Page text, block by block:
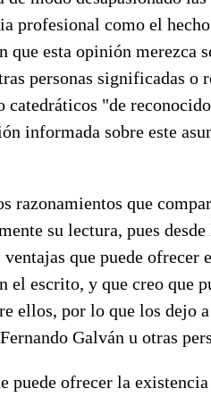
profesional como el
que esta opinión merezca
personas significadas o
catedráticos "de
informada sobre este
razonamientos que
su lectura, pues
que puede ofrecer
el escrito, y que creo que
ellos, por lo que los dejo
Galván u otras
puede ofrecer la